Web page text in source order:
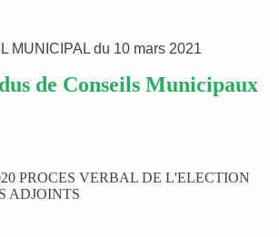
MUNICIPAL du 10 mars 2021
de Conseils Municipaux
PROCES VERBAL DE L'ELECTION
ADJOINTS